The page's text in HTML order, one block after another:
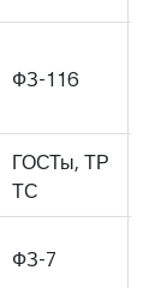
ФЗ-116
ГОСТы, ТР
ТС
ФЗ-7